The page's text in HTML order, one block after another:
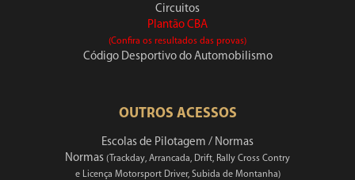
Circuitos
Plantão CBA
(Confira os resultados das provas)
Código Desportivo do Automobilismo
OUTROS ACESSOS
Escolas de Pilotagem / Normas
Normas (Trackday, Arrancada, Drift, Rally Cross Contry
e Licença Motorsport Driver, Subida de Montanha)